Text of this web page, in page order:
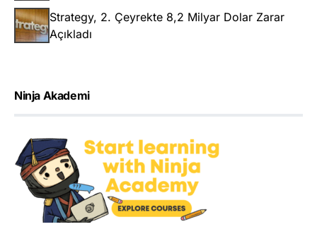
Strategy, 2. Çeyrekte 8,2 Milyar Dolar Zarar
Açıkladı
Ninja Akademi